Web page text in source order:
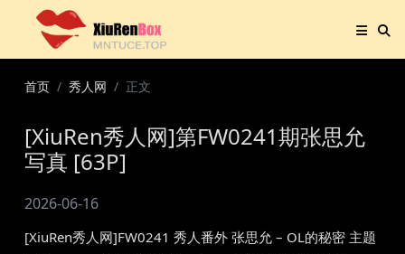
首页 秀人网 正文
[XiuRen秀人网]第FW0241期张思允
写真 [63P]
2026-06-16
[XiuRen秀人网]FW0241 秀人番外 张思允 – OL的秘密 主题